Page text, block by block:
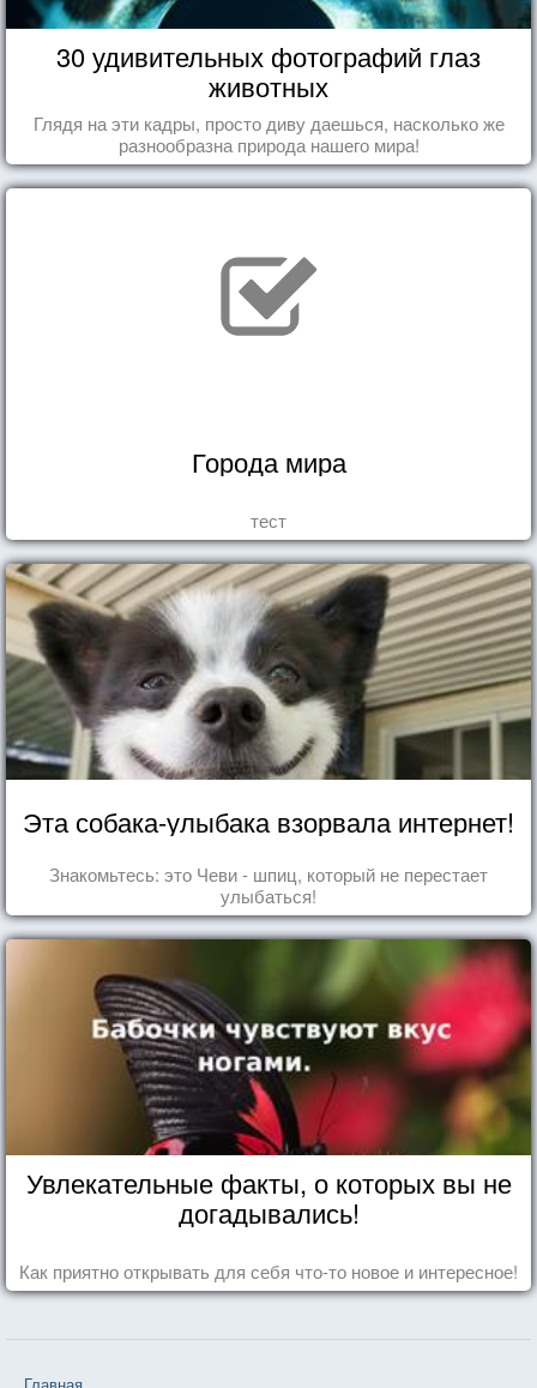
30 удивительных фотографий глаз
животных
Глядя на эти кадры, просто диву даешься, насколько же
разнообразна природа нашего мира!
Города мира
тест
Эта собака-улыбака взорвала интернет!
Знакомьтесь: это Чеви - шпиц, который не перестает
улыбаться!
Увлекательные факты, о которых вы не
догадывались!
Как приятно открывать для себя что-то новое и интересное!